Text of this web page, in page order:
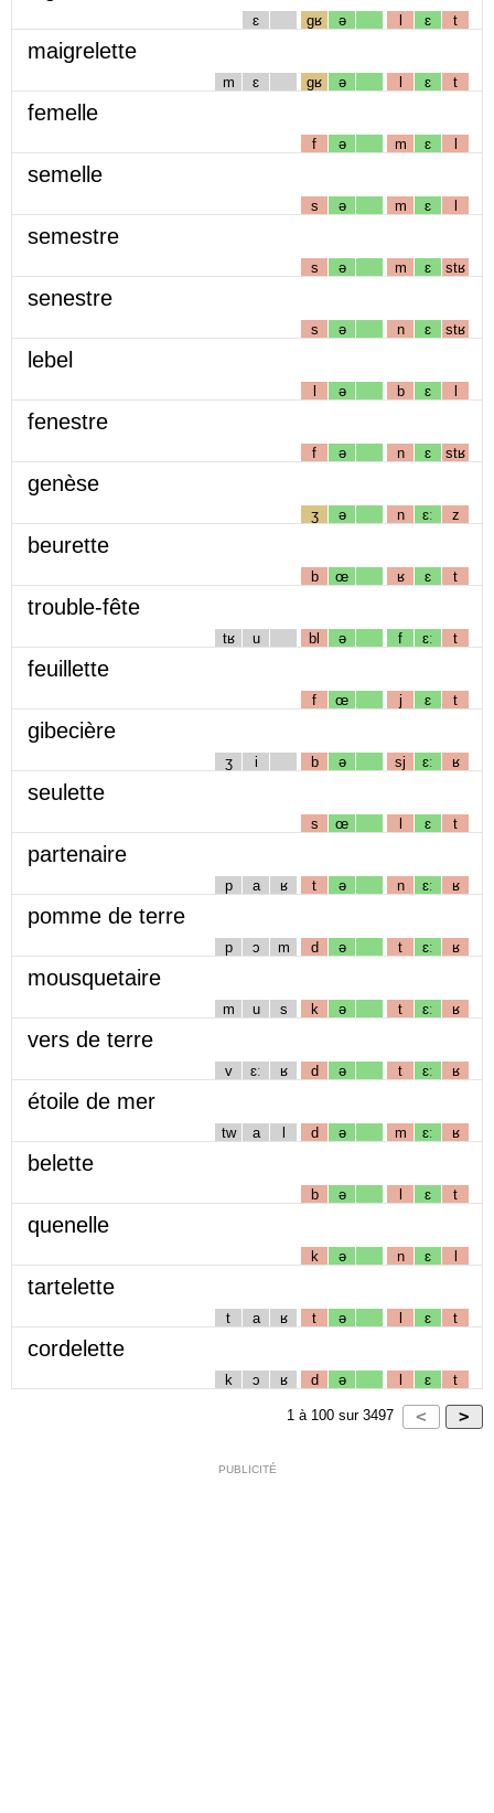
ɛ gʁ ə l ɛ t
maigrelette
m ɛ gʁ ə l ɛ t
femelle
f ə m ɛ l
semelle
s ə m ɛ l
semestre
s ə m ɛ stʁ
senestre
s ə n ɛ stʁ
lebel
l ə b ɛ l
fenestre
f ə n ɛ stʁ
genèse
ʒ ə n ɛː z
beurette
b œ ʁ ɛ t
trouble-fête
tʁ u bl ə f ɛː t
feuillette
f œ j ɛ t
gibecière
ʒ i b ə sj ɛː ʁ
seulette
s œ l ɛ t
partenaire
p a ʁ t ə n ɛː ʁ
pomme de terre
p ɔ m d ə t ɛː ʁ
mousquetaire
m u s k ə t ɛː ʁ
vers de terre
v ɛː ʁ d ə t ɛː ʁ
étoile de mer
tw a l d ə m ɛː ʁ
belette
b ə l ɛ t
quenelle
k ə n ɛ l
tartelette
t a ʁ t ə l ɛ t
cordelette
k ɔ ʁ d ə l ɛ t
1 à 100 sur 3497
PUBLICITÉ